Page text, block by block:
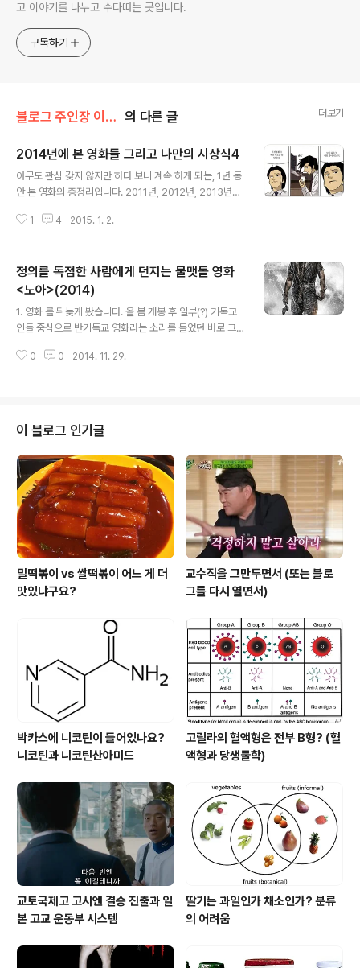
고 이야기를 나누고 수다떠는 곳입니다.
구독하기
블로그 주인장 이야기/책 영화 음악 그리고 의 다른 글 더보기
2014년에 본 영화들 그리고 나만의 시상식4
아무도 관심 갖지 않지만 하다 보니 계속 하게 되는, 1년 동
안 본 영화의 총정리입니다. 2011년, 2012년, 2013년에
있느라 예년에 비해 본 영화가 적었습니다. 2014년 동안
데 없는) 생활 신조 중의 하나가 드라마를 보지 않는 것인데
올해는 7년 만에 그 신조를 깼습니다. 실은 바둑에 (다시)
관심이 생겨서 웹툰을 먼저 봤다가 드라마를 보면 나중에
학생들과 뭔가 할 이야기가 있을 것 같아서였습니다. 연말
는데 그 기간 동안 몰아서 다 봐버렸네요. 올해는 솔직히
1 4 2015. 1. 2.
정의를 독점한 사람에게 던지는 물맷돌 영화
<노아>(2014)
1. 영화 를 뒤늦게 봤습니다. 올 봄 개봉 후 일부(?) 기독교
인들 중심으로 반기독교 영화라는 소리를 들었던 바로 그
이 좀 별로여서 잘 뽑혀 나오지 않았나보다, 생각하고 뒤로
니다. 성경의 내용을 따르지 않고 판타지화 한 부분도 그렇
고, 후반부로 갈수록 노아를 손녀를 죽이려는 반미치광이
처럼 그린 부분도 그럴 수 있습니다. 하지만 반대로 생각해
보면 비기독교인들에게는 더 불편한 영화일 수도 있습니
다. 요즘같은 세대에 신(영화에선 '조물주'로 계속 이야기하
지만)에 대한 이야기 그 자..
0 0 2014. 11. 29.
이 블로그 인기글
밀떡볶이 vs 쌀떡볶이 어느 게 더
맛있냐구요?
교수직을 그만두면서 (또는 블로
그를 다시 열면서)
박카스에 니코틴이 들어있나요?
니코틴과 니코틴산아미드
고릴라의 혈액형은 전부 B형? (혈
액형과 당생물학)
교토국제고 고시엔 결승 진출과 일
본 고교 운동부 시스템
딸기는 과일인가 채소인가? 분류
의 어려움